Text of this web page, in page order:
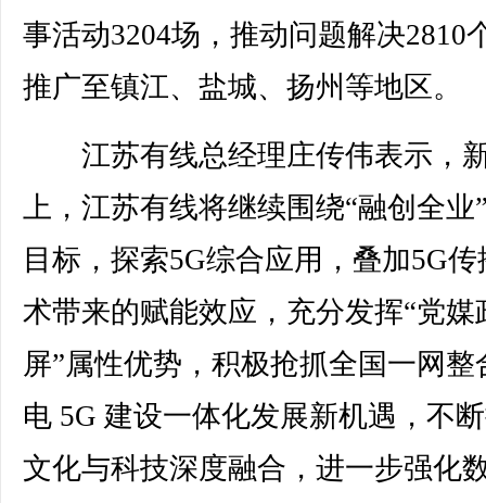
事活动3204场，推动问题解决2810
推广至镇江、盐城、扬州等地区。
江苏有线总经理庄传伟表示，
上，江苏有线将继续围绕“融创全业
目标，探索5G综合应用，叠加5G传
术带来的赋能效应，充分发挥“党媒
屏”属性优势，积极抢抓全国一网整
电 5G 建设一体化发展新机遇，不
文化与科技深度融合，进一步强化